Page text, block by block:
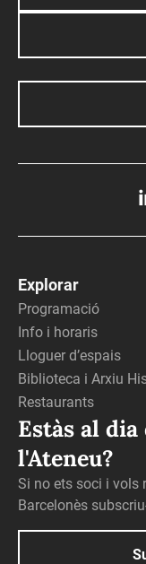
Explorar
Programació
Info i horaris
Lloguer d’espais
Biblioteca i Arxiu
Restaurants
Estàs al dia
l'Ateneu?
Si no ets soci i vols
Barcelonès